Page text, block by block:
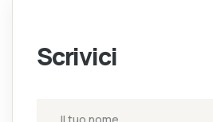
Scrivici